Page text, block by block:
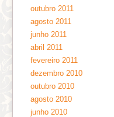
outubro 2011
agosto 2011
junho 2011
abril 2011
fevereiro 2011
dezembro 2010
outubro 2010
agosto 2010
junho 2010